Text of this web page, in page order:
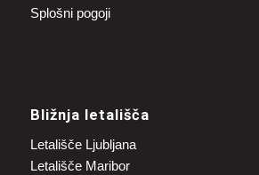
Splošni pogoji
Bližnja letališča
Letališče Ljubljana
Letališče Maribor